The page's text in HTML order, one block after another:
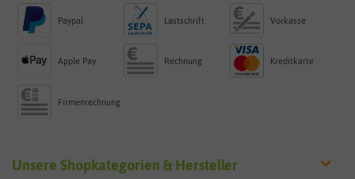
Paypal Lastschrift Vorkasse
Apple Pay Rechnung Kreditkarte
Firmenrechnung
Unsere Shopkategorien & Hersteller